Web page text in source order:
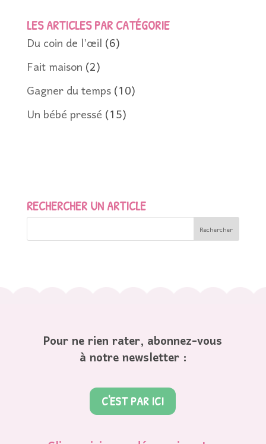
LES ARTICLES PAR CATÉGORIE
Du coin de l’œil(6)
Fait maison(2)
Gagner du temps(10)
Un bébé pressé(15)
RECHERCHER UN ARTICLE
Pour ne rien rater, abonnez-vous
à notre newsletter :
C'EST PAR ICI